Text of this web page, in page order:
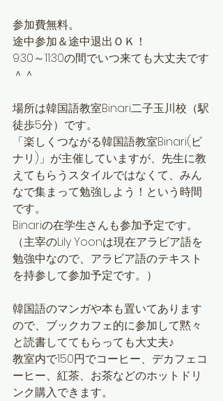
参加費無料。
途中参加＆途中退出ＯＫ！
9:30～11:30の間でいつ来ても大丈夫です
＾＾
場所は韓国語教室Binari二子玉川校（駅
徒歩5分）です。
「楽しくつながる韓国語教室Binari(ビ
ナリ)」が主催していますが、先生に教
えてもらうスタイルではなくて、みん
なで集まって勉強しよう！という時間
です。
Binariの在学生さんも参加予定です。
（主宰のLily Yoonは現在アラビア語を
勉強中なので、アラビア語のテキスト
を持参して参加予定です。）
韓国語のマンガや本も置いてあります
ので、ブックカフェ的に参加して黙々
と読書しててもらっても大丈夫♪
教室内で150円でコーヒー、デカフェコ
ーヒー、紅茶、お茶などのホットドリ
ンク購入できます。